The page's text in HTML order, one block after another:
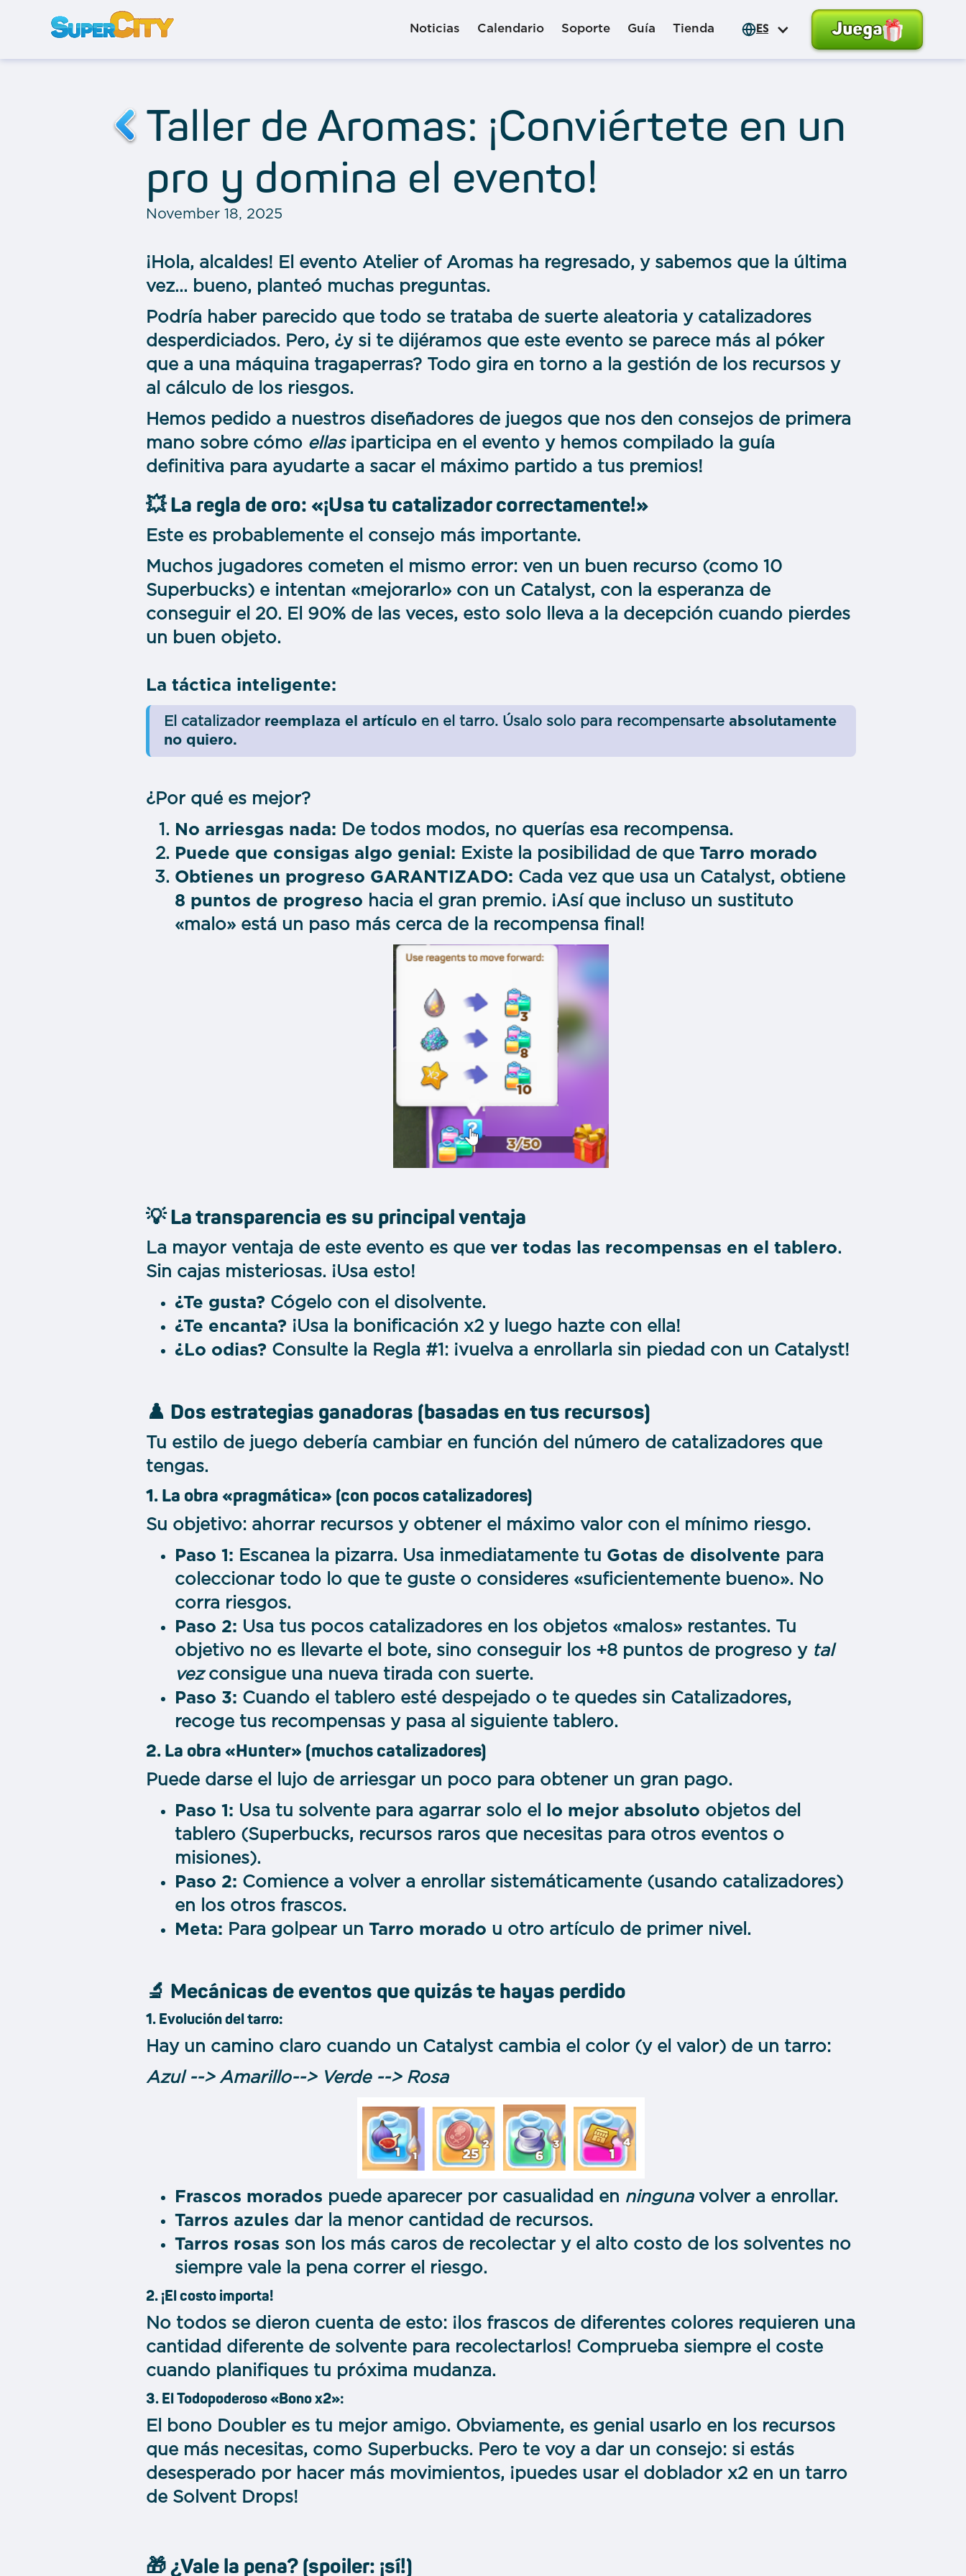
Noticias Calendario Soporte Guía Tienda ES Juega
Taller de Aromas: ¡Conviértete en un
pro y domina el evento!
November 18, 2025
¡Hola, alcaldes! El evento Atelier of Aromas ha regresado, y sabemos que la última
vez... bueno, planteó muchas preguntas.
Podría haber parecido que todo se trataba de suerte aleatoria y catalizadores
desperdiciados. Pero, ¿y si te dijéramos que este evento se parece más al póker
que a una máquina tragaperras? Todo gira en torno a la gestión de los recursos y
al cálculo de los riesgos.
Hemos pedido a nuestros diseñadores de juegos que nos den consejos de primera
mano sobre cómo ellas¡participa en el evento y hemos compilado la guía
definitiva para ayudarte a sacar el máximo partido a tus premios!
💥 La regla de oro: «¡Usa tu catalizador correctamente!»
Este es probablemente el consejo más importante.
Muchos jugadores cometen el mismo error: ven un buen recurso (como 10
Superbucks) e intentan «mejorarlo» con un Catalyst, con la esperanza de
conseguir el 20. El 90% de las veces, esto solo lleva a la decepción cuando pierdes
un buen objeto.
La táctica inteligente:
El catalizador reemplaza el artículo en el tarro. Úsalo solo para recompensarteabsolutamente
no quiero.
¿Por qué es mejor?
No arriesgas nada: De todos modos, no querías esa recompensa.
Puede que consigas algo genial: Existe la posibilidad de queTarro morado
Obtienes un progreso GARANTIZADO: Cada vez que usa un Catalyst, obtiene
8 puntos de progreso hacia el gran premio. ¡Así que incluso un sustituto
«malo» está un paso más cerca de la recompensa final!
💡 La transparencia es su principal ventaja
La mayor ventaja de este evento es quever todas las recompensas en el tablero.
Sin cajas misteriosas. ¡Usa esto!
¿Te gusta? Cógelo con el disolvente.
¿Te encanta? ¡Usa la bonificación x2 y luego hazte con ella!
¿Lo odias? Consulte la Regla #1: ¡vuelva a enrollarla sin piedad con un Catalyst!
♟️ Dos estrategias ganadoras (basadas en tus recursos)
Tu estilo de juego debería cambiar en función del número de catalizadores que
tengas.
1. La obra «pragmática» (con pocos catalizadores)
Su objetivo: ahorrar recursos y obtener el máximo valor con el mínimo riesgo.
Paso 1: Escanea la pizarra. Usa inmediatamente tu Gotas de disolvente para
coleccionar todo lo que te guste o consideres «suficientemente bueno». No
corra riesgos.
Paso 2: Usa tus pocos catalizadores en los objetos «malos» restantes. Tu
objetivo no es llevarte el bote, sino conseguir los +8 puntos de progreso y tal
vezconsigue una nueva tirada con suerte.
Paso 3: Cuando el tablero esté despejado o te quedes sin Catalizadores,
recoge tus recompensas y pasa al siguiente tablero.
2. La obra «Hunter» (muchos catalizadores)
Puede darse el lujo de arriesgar un poco para obtener un gran pago.
Paso 1: Usa tu solvente para agarrar solo el lo mejor absoluto objetos del
tablero (Superbucks, recursos raros que necesitas para otros eventos o
misiones).
Paso 2: Comience a volver a enrollar sistemáticamente (usando catalizadores)
en los otros frascos.
Meta: Para golpear unTarro morado u otro artículo de primer nivel.
🔬 Mecánicas de eventos que quizás te hayas perdido
1. Evolución del tarro:
Hay un camino claro cuando un Catalyst cambia el color (y el valor) de un tarro:
Azul --> Amarillo--> Verde --> Rosa
Frascos morados puede aparecer por casualidad en ningunavolver a enrollar.
Tarros azules dar la menor cantidad de recursos.
Tarros rosas son los más caros de recolectar y el alto costo de los solventes no
siempre vale la pena correr el riesgo.
2. ¡El costo importa!
No todos se dieron cuenta de esto: ¡los frascos de diferentes colores requieren una
cantidad diferente de solvente para recolectarlos! Comprueba siempre el coste
cuando planifiques tu próxima mudanza.
3. El Todopoderoso «Bono x2»:
El bono Doubler es tu mejor amigo. Obviamente, es genial usarlo en los recursos
que más necesitas, como Superbucks. Pero te voy a dar un consejo: si estás
desesperado por hacer más movimientos, ¡puedes usar el doblador x2 en un tarro
de Solvent Drops!
🎁 ¿Vale la pena? (spoiler: ¡sí!)